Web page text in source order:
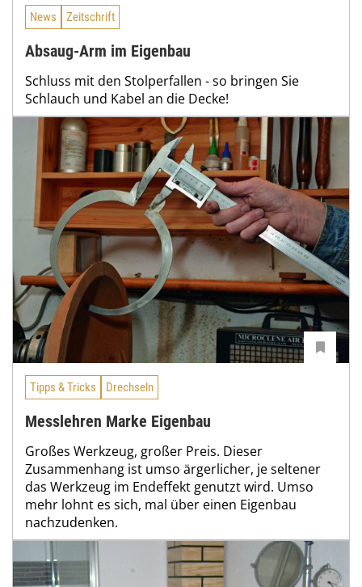
News Zeitschrift
Absaug-Arm im Eigenbau
Schluss mit den Stolperfallen - so bringen Sie
Schlauch und Kabel an die Decke!
Tipps & Tricks Drechseln
Messlehren Marke Eigenbau
Großes Werkzeug, großer Preis. Dieser
Zusammenhang ist umso ärgerlicher, je seltener
das Werkzeug im Endeffekt genutzt wird. Umso
mehr lohnt es sich, mal über einen Eigenbau
nachzudenken.